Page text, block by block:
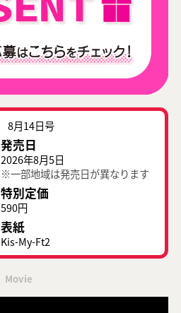
8月14日号
発売日
2026年8月5日
※一部地域は発売日が異なります
特別定価
590円
表紙
Kis-My-Ft2
Movie